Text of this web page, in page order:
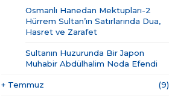
Osmanlı Hanedan Mektupları-2
Hürrem Sultan’ın Satırlarında Dua,
Hasret ve Zarafet
Sultanın Huzurunda Bir Japon
Muhabir Abdülhalim Noda Efendi
+ Temmuz (9)